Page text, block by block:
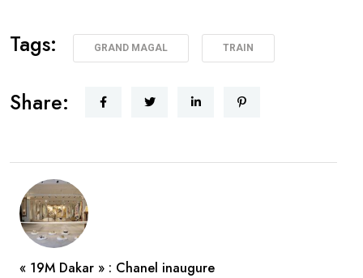
Tags: GRAND MAGAL TRAIN
Share:
« 19M Dakar » : Chanel inaugure